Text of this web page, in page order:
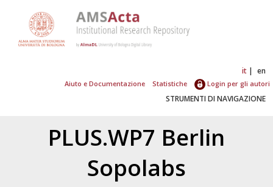
it en
Aiuto e Documentazione Statistiche Login per gli autori
STRUMENTI DI NAVIGAZIONE
PLUS.WP7 Berlin
Sopolabs